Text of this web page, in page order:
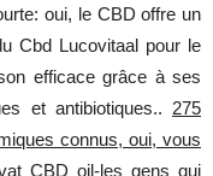
oui, le CBD offre un
Cbd Lucovitaal pour le
efficace grâce à ses
et antibiotiques.. 275
connus, oui, vous
CBD oil-les gens qui